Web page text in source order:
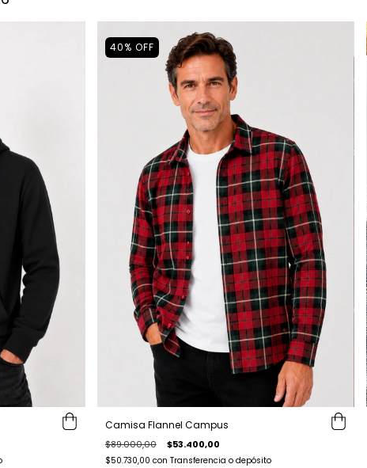
40% OFF
Camisa Flannel Campus
$89.000,00 $53.400,00
$50.730,00 con Transferencia o depósito